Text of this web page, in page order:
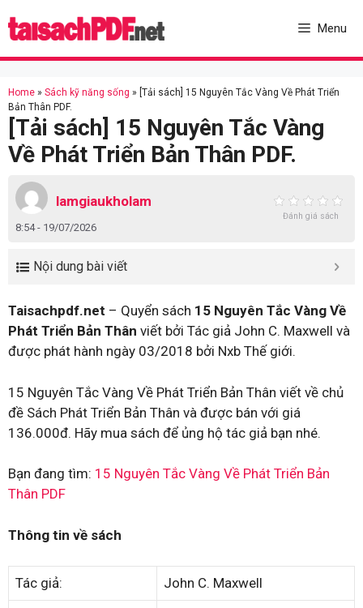
to
Menu
Home » Sách kỹ năng sống » [Tải sách] 15 Nguyên Tắc Vàng Về Phát Triển
Bản Thân PDF.
[Tải sách] 15 Nguyên Tắc Vàng
Về Phát Triển Bản Thân PDF.
lamgiaukholam
8:54 - 19/07/2026
Đánh giá sách
Nội dung bài viết
Taisachpdf.net – Quyển sách 15 Nguyên Tắc Vàng Về
Phát Triển Bản Thân viết bởi Tác giả John C. Maxwell và
được phát hành ngày 03/2018 bởi Nxb Thế giới.
15 Nguyên Tắc Vàng Về Phát Triển Bản Thân viết về chủ
đề Sách Phát Triển Bản Thân và được bán với giá
136.000đ. Hãy mua sách để ủng hộ tác giả bạn nhé.
Bạn đang tìm: 15 Nguyên Tắc Vàng Về Phát Triển Bản
Thân PDF
Thông tin về sách
Tác giả: John C. Maxwell